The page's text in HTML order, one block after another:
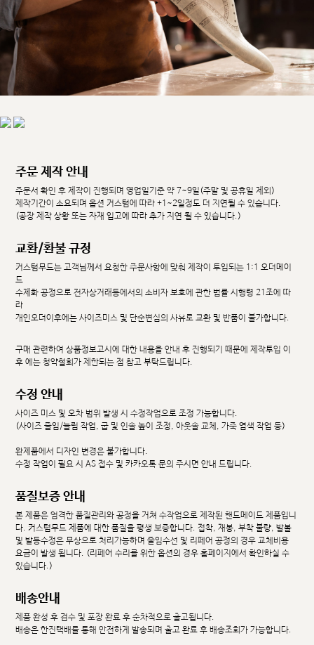
주문 제작 안내
주문서 확인 후 제작이 진행되며 영업일기준 약 7~9일(주말 및 공휴일 제외)
제작기간이 소요되며 옵션 커스텀에 따라 +1~2일정도 더 지연될 수 있습니다.
(공장 제작 상황 또는 자재 입고에 따라 추가 지연 될 수 있습니다.)
교환/환불 규정
커스텀무드는 고객님께서 요청한 주문사항에 맞춰 제작이 투입되는 1:1 오더메이
드
수제화 공정으로 전자상거래등에서의 소비자 보호에 관한 법률 시행령 21조에 따
라
개인오더이후에는 사이즈미스 및 단순변심의 사유로 교환 및 반품이 불가합니다.
구매 관련하여 상품정보고시에 대한 내용을 안내 후 진행되기 때문에 제작투입 이
후 에는 청약철회가 제한되는 점 참고 부탁드립니다.
수정 안내
사이즈 미스 및 오차 범위 발생 시 수정작업으로 조정 가능합니다.
(사이즈 줄임/늘림 작업, 굽 및 인솔 높이 조정, 아웃솔 교체, 가죽 염색 작업 등)
완제품에서 디자인 변경은 불가합니다.
수정 작업이 필요 시 AS 접수 및 카카오톡 문의 주시면 안내 드립니다.
품질보증 안내
본 제품은 엄격한 품질관리와 공정을 거쳐 수작업으로 제작된 핸드메이드 제품입니
다. 커스텀무드 제품에 대한 품질을 평생 보증합니다. 접착, 재봉, 부착 불량, 발볼
및 발등수정은 무상으로 처리가능하며 줄임수선 및 리페어 공정의 경우 교체비용
요금이 발생 됩니다. (리페어 수리를 위한 옵션의 경우 홈페이지에서 확인하실 수
있습니다.)
배송안내
제품 완성 후 검수 및 포장 완료 후 순차적으로 출고됩니다.
배송은 한진택배를 통해 안전하게 발송되며 출고 완료 후 배송조회가 가능합니다.